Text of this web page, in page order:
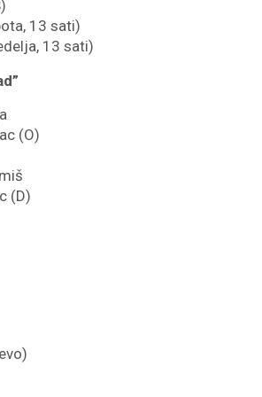
13 sati)
13 sati)
(O)
(D)